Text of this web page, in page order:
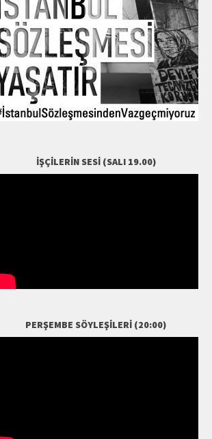
İŞÇILERIN SESI (SALI 19.00)
PERŞEMBE SÖYLEŞILERI (20:00)